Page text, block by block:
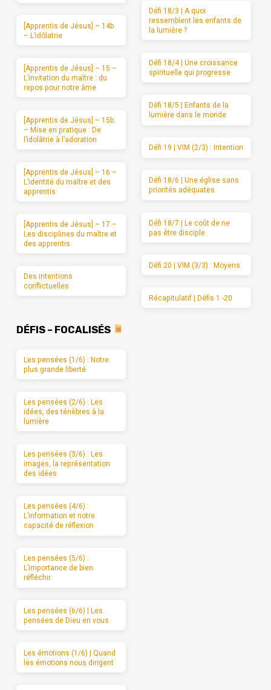
[Apprentis de Jésus] – 14b
– L’idôlatrie
[Apprentis de Jésus] – 15 –
L’invitation du maître : du
repos pour notre âme
[Apprentis de Jésus] – 15b
– Mise en pratique : De
l’idolâtrie à l’adoration
[Apprentis de Jésus] – 16 –
L’identité du maître et des
apprentis
[Apprentis de Jésus] – 17 –
Les disciplines du maître et
des apprentis
Des intentions
conflictuelles
Défi 18/3 | A quoi
ressemblent les enfants de
la lumière ?
Défi 18/4 | Une croissance
spirituelle qui progresse
Défi 18/5 | Enfants de la
lumière dans le monde
Défi 19 | VIM (2/3) : Intention
Défi 18/6 | Une église sans
priorités adéquates
Défi 18/7 | Le coût de ne
pas être disciple
Défi 20 | VIM (3/3) : Moyens
Récapitulatif | Défis 1 -20
DÉFIS – FOCALISÉS
Les pensées (1/6) : Notre
plus grande liberté
Les pensées (2/6) : Les
idées, des ténèbres à la
lumière
Les pensées (3/6) : Les
images, la représentation
des idées
Les pensées (4/6) :
L’information et notre
capacité de réflexion
Les pensées (5/6) :
L’importance de bien
réfléchir
Les pensées (6/6) | Les
pensées de Dieu en vous
Les émotions (1/6) | Quand
les émotions nous dirigent